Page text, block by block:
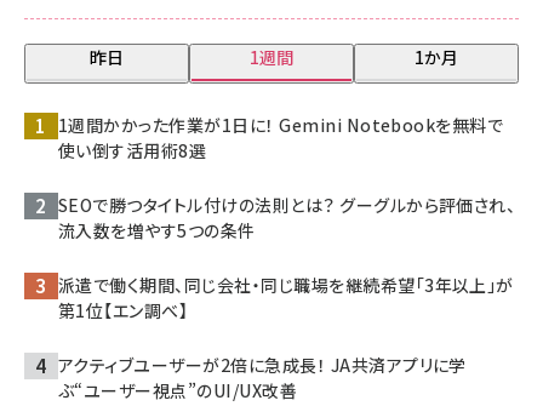
昨日 1週間 1か月
1週間かかった作業が1日に！ Gemini Notebookを無料で
使い倒す活用術8選
SEOで勝つタイトル付けの法則とは？ グーグルから評価され、
流入数を増やす5つの条件
派遣で働く期間、同じ会社・同じ職場を継続希望「3年以上」が
第1位【エン調べ】
アクティブユーザーが2倍に急成長！ JA共済アプリに学
ぶ“ユーザー視点”のUI/UX改善